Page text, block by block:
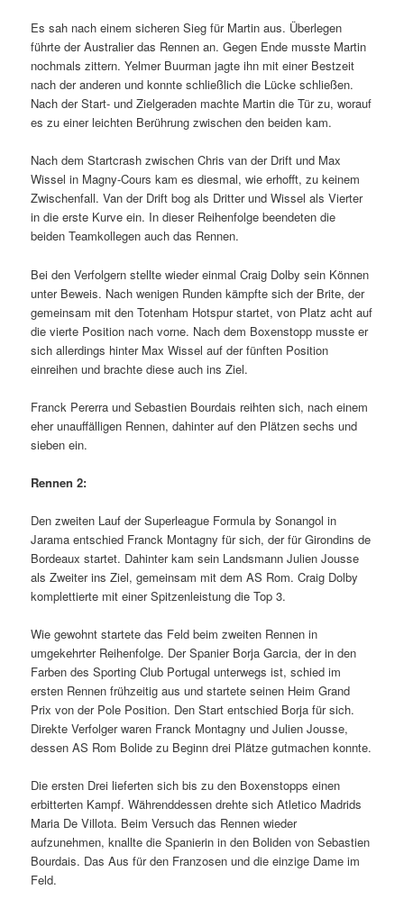
Es sah nach einem sicheren Sieg für Martin aus. Überlegen
führte der Australier das Rennen an. Gegen Ende musste Martin
nochmals zittern. Yelmer Buurman jagte ihn mit einer Bestzeit
nach der anderen und konnte schließlich die Lücke schließen.
Nach der Start- und Zielgeraden machte Martin die Tür zu, worauf
es zu einer leichten Berührung zwischen den beiden kam.
Nach dem Startcrash zwischen Chris van der Drift und Max
Wissel in Magny-Cours kam es diesmal, wie erhofft, zu keinem
Zwischenfall. Van der Drift bog als Dritter und Wissel als Vierter
in die erste Kurve ein. In dieser Reihenfolge beendeten die
beiden Teamkollegen auch das Rennen.
Bei den Verfolgern stellte wieder einmal Craig Dolby sein Können
unter Beweis. Nach wenigen Runden kämpfte sich der Brite, der
gemeinsam mit den Totenham Hotspur startet, von Platz acht auf
die vierte Position nach vorne. Nach dem Boxenstopp musste er
sich allerdings hinter Max Wissel auf der fünften Position
einreihen und brachte diese auch ins Ziel.
Franck Pererra und Sebastien Bourdais reihten sich, nach einem
eher unauffälligen Rennen, dahinter auf den Plätzen sechs und
sieben ein.
Rennen 2:
Den zweiten Lauf der Superleague Formula by Sonangol in
Jarama entschied Franck Montagny für sich, der für Girondins de
Bordeaux startet. Dahinter kam sein Landsmann Julien Jousse
als Zweiter ins Ziel, gemeinsam mit dem AS Rom. Craig Dolby
komplettierte mit einer Spitzenleistung die Top 3.
Wie gewohnt startete das Feld beim zweiten Rennen in
umgekehrter Reihenfolge. Der Spanier Borja Garcia, der in den
Farben des Sporting Club Portugal unterwegs ist, schied im
ersten Rennen frühzeitig aus und startete seinen Heim Grand
Prix von der Pole Position. Den Start entschied Borja für sich.
Direkte Verfolger waren Franck Montagny und Julien Jousse,
dessen AS Rom Bolide zu Beginn drei Plätze gutmachen konnte.
Die ersten Drei lieferten sich bis zu den Boxenstopps einen
erbitterten Kampf. Währenddessen drehte sich Atletico Madrids
Maria De Villota. Beim Versuch das Rennen wieder
aufzunehmen, knallte die Spanierin in den Boliden von Sebastien
Bourdais. Das Aus für den Franzosen und die einzige Dame im
Feld.